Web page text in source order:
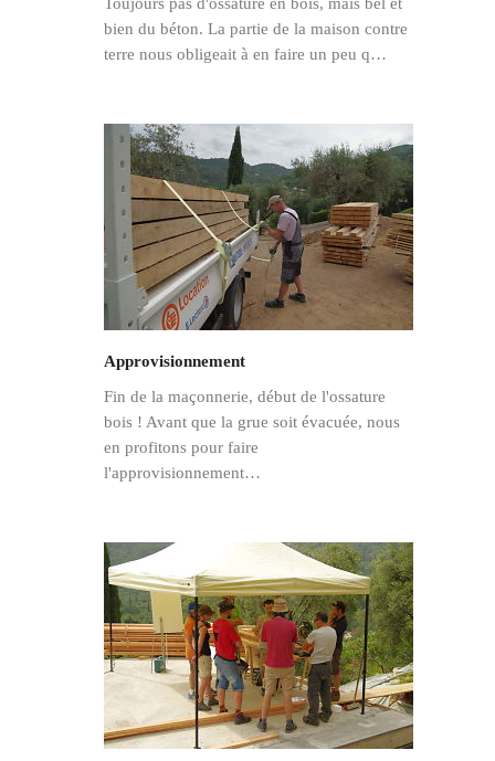
bien du béton. La partie de la maison contre
terre nous obligeait à en faire un peu q…
Approvisionnement
Fin de la maçonnerie, début de l'ossature
bois ! Avant que la grue soit évacuée, nous
en profitons pour faire
l'approvisionnement…